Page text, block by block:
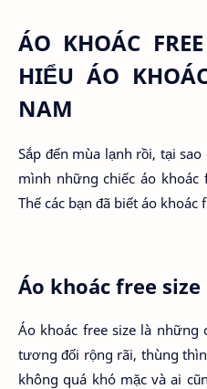
ÁO KHOÁC
HIỂU ÁO
NAM
Sắp đến mùa lạnh rồi, tại
mình những chiếc áo khoác
Thế các bạn đã biết áo khoác
Áo khoác free size
Áo khoác free size là những
tương đối rộng rãi, thùng
không quá khó mặc và ai